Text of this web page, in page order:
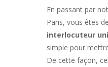
En passant par
Paris, vous êtes
interlocuteur
simple pour
De cette façon,